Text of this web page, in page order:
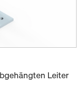
Leiter